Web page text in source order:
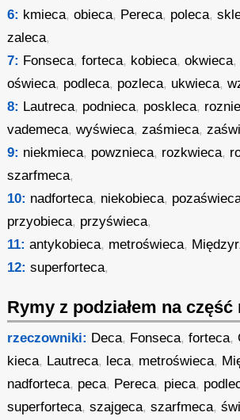
6: kmieca,obieca, Pereca, poleca,
zaleca,
7: Fonseca,forteca, kobieca,okwieca
oświeca, podleca, pozleca, ukwieca,
8: Lautreca, podnieca, poskleca,
vademeca,wyświeca,zaśmieca,
9: niekmieca, powznieca, rozkwieca,
szarfmeca,
10: nadforteca, niekobieca,
przyobieca, przyświeca,
11: antykobieca, metroświeca,
12: superforteca,
Rymy z podziałem na część
rzeczowniki: Deca, Fonseca,forteca,
kieca, Lautreca, leca, metroświeca,
nadforteca, peca, Pereca, pieca,
superforteca,szajgeca,szarfmeca,